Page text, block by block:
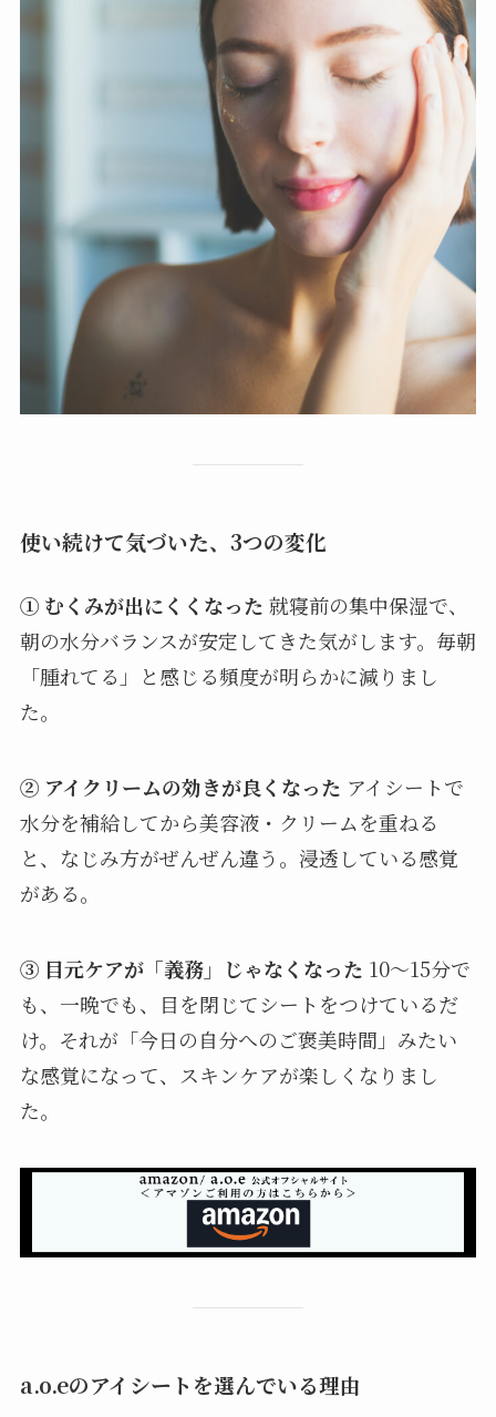
使い続けて気づいた、3つの変化
① むくみが出にくくなった 就寝前の集中保湿で、
朝の水分バランスが安定してきた気がします。毎朝
「腫れてる」と感じる頻度が明らかに減りまし
た。
② アイクリームの効きが良くなった アイシートで
水分を補給してから美容液・クリームを重ねる
と、なじみ方がぜんぜん違う。浸透している感覚
がある。
③ 目元ケアが「義務」じゃなくなった 10〜15分で
も、一晩でも、目を閉じてシートをつけているだ
け。それが「今日の自分へのご褒美時間」みたい
な感覚になって、スキンケアが楽しくなりまし
た。
a.o.eのアイシートを選んでいる理由